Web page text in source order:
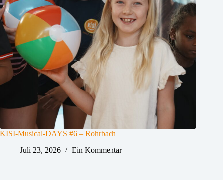
KISI-Musical-DAYS #6 – Rohrbach
Juli 23, 2026
Ein Kommentar